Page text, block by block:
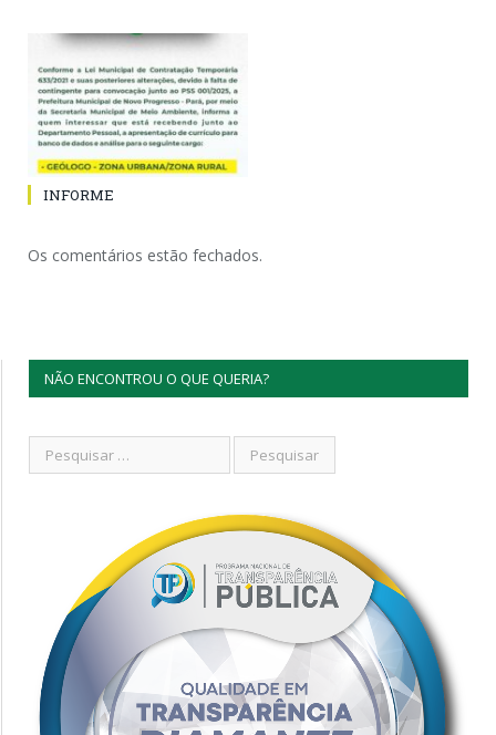
INFORME
Os comentários estão fechados.
NÃO ENCONTROU O QUE QUERIA?